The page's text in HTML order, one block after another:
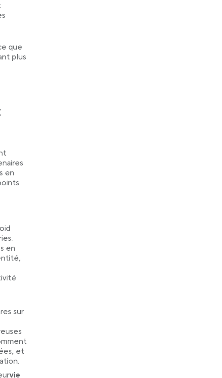
que
plus
en
en
sur
et
vie